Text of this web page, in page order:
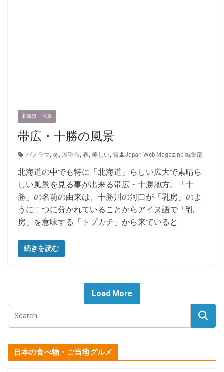
北海道 写真
帯広・十勝の風景
パノラマ 冬 展望台 春 美しい 雪 Japan Web Magazine 編集部
北海道の中でも特に「北海道」らしい広大で素晴ら
しい風景を見る事が出来る帯広・十勝地方。「十
勝」の名前の由来は、十勝川の河口が「乳房」のよ
うに二つに分かれていることからアイヌ語で「乳
房」を意味する「トプカチ」から来ていると
続きを読む
Load More
日本の食べ物・ご当地グルメ